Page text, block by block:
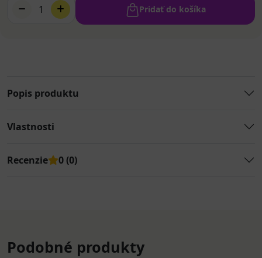
1 Pridať do košíka
Popis produktu
Vlastnosti
Recenzie 0 (0)
Podobné produkty